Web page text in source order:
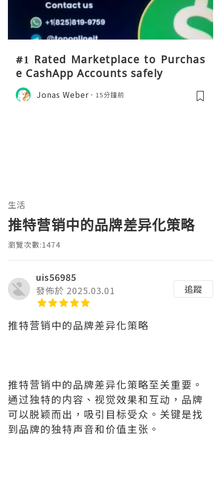
#1 Rated Marketplace to Purchas
e CashApp Accounts safely
Jonas Weber 15分鐘前
生活
推特营销中的品牌差异化策略
瀏覽次數:1474
uis56985
發佈於 2025.03.01
追蹤
推特营销中的品牌差异化策略
推特营销中的品牌差异化策略至关重要。
通过独特的内容、视觉效果和互动，品牌
可以脱颖而出，吸引目标受众。关键是找
到品牌的独特声音和价值主张。